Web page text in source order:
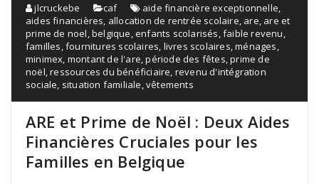
jlcruckebe caf aide financière exceptionnelle,
aides financières, allocation de rentrée scolaire, are, are et
prime de noel,belgique,enfants scolarisés,faible revenu,
familles,fournitures scolaires, livres scolaires,ménages,
minimex, montant de l'are,période des fêtes,prime de
noël,ressources du bénéficiaire, revenu d'intégration
sociale, situation familiale,vêtements
ARE et Prime de Noël : Deux Aides
Financières Cruciales pour les
Familles en Belgique